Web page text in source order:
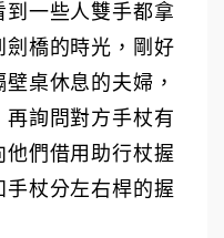
一些人雙手都拿
橋的時光，剛好
桌休息的夫婦，
詢問對方手杖有
們借用助行杖握
杖分左右桿的握